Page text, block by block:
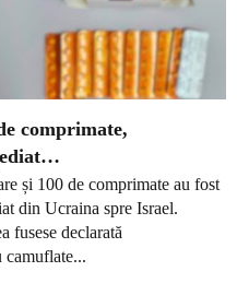
comprimate,
și 100 de comprimate au fost
din Ucraina spre Israel.
fusese declarată
camuflate...